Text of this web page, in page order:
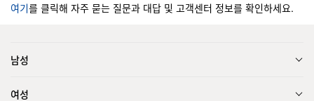
여기를 클릭해 자주 묻는 질문과 대답 및 고객센터 정보를 확인하세요.
남성
여성